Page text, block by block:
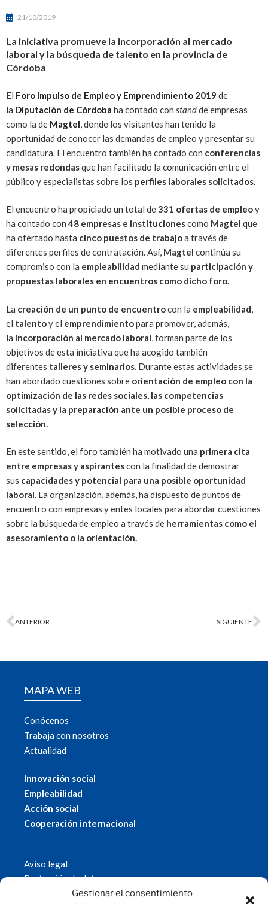
Gestionar el consentimiento
21/10/2019
La iniciativa promueve la incorporación al mercado
laboral y la búsqueda de talento en la provincia de
Córdoba
El Foro Impulso de Empleo y Emprendimiento 2019 de
la Diputación de Córdoba ha contado con standde empresas
como la de Magtel , donde los visitantes han tenido la
oportunidad de conocer las demandas de empleo y presentar su
candidatura. El encuentro también ha contado con conferencias
y mesas redondasque han facilitado la comunicación entre el
público y especialistas sobre los perfiles laborales solicitados
El encuentro ha propiciado un total de331 ofertas de empleoy
ha contado con48 empresas e institucionescomo Magtel que
ha ofertado hasta cinco puestos de trabajoa través de
diferentes perfiles de contratación. Así, Magtel continúa su
compromiso con la empleabilidad mediante su participación y
propuestas laborales en encuentros como dicho foro.
La creación de un punto de encuentrocon la empleabilidad
el talentoy el emprendimientopara promover, además,
la incorporación al mercado laboral , forman parte de los
objetivos de esta iniciativa que ha acogido también
diferentes talleres y seminarios . Durante estas actividades se
han abordado cuestiones sobre orientación de empleo con la
optimización de las redes sociales, las competencias
solicitadas y la preparación ante un posible proceso de
selección.
En este sentido, el foro también ha motivado una primera cita
entre empresas y aspirantescon la finalidad de demostrar
sus capacidades y potencial para una posible oportunidad
laboral. La organización, además, ha dispuesto de puntos de
encuentro con empresas y entes locales para abordar cuestiones
sobre la búsqueda de empleo a través de herramientas como el
asesoramiento o la orientación.
ANTERIOR SIGUIENTE
MAPA WEB
Conócenos
Trabaja con nosotros
Actualidad
Innovación social
Empleabilidad
Acción social
Cooperación internacional
Aviso legal
Protección de datos
Política de cookies